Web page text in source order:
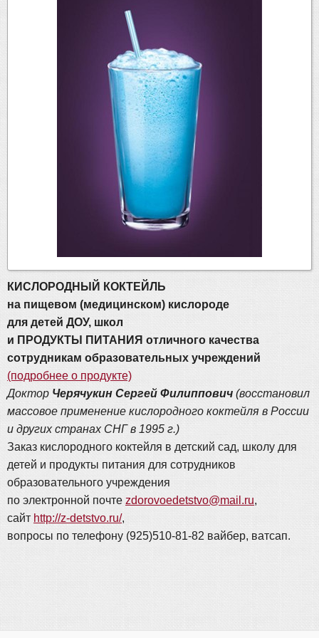
КИСЛОРОДНЫЙ КОКТЕЙЛЬ
на пищевом (медицинском) кислороде
для детей ДОУ, школ
и ПРОДУКТЫ ПИТАНИЯ отличного качества
сотрудникам образовательных учреждений
(подробнее о продукте)
Доктор Черячукин Сергей Филиппович (восстановил
массовое применение кислородного коктейля в России
и других странах СНГ в 1995 г.)
Заказ кислородного коктейля в детский сад, школу для
детей и продукты питания для сотрудников
образовательного учреждения
по электронной почте zdorovoedetstvo@mail.ru,
сайт http://z-detstvo.ru/,
вопросы по телефону (925)510-81-82 вайбер, ватсап.